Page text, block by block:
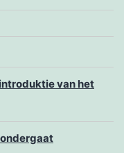
van het